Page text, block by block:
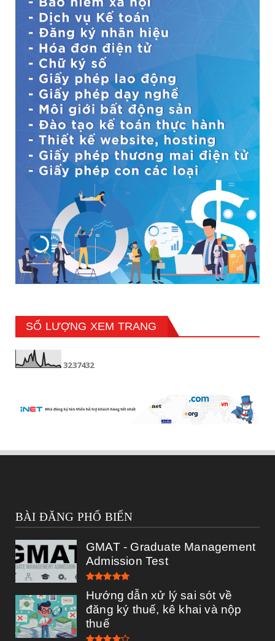
SỐ LƯỢNG XEM TRANG
3237432
BÀI ĐĂNG PHỔ BIẾN
GMAT - Graduate Management
Admission Test
Hướng dẫn xử lý sai sót về
đăng ký thuế, kê khai và nộp
thuế